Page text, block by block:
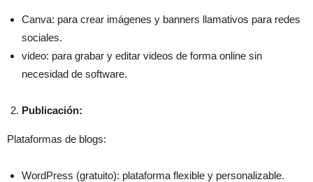
Canva: para crear imágenes y banners llamativos para redes
sociales.
video: para grabar y editar videos de forma online sin
necesidad de software.
Publicación:
Plataformas de blogs:
WordPress (gratuito): plataforma flexible y personalizable.